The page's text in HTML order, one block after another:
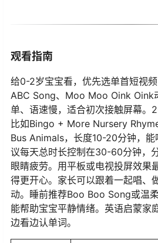
观看指南
给0-2岁宝宝看，优先选单首短视
ABC Song、Moo Moo Oink Oink
单、语速慢，适合初次接触屏幕。
比如Bingo + More Nursery
Bus Animals，长度10-20分钟，
议每天总时长控制在30-60分钟，
眼睛疲劳。用平板或电视投屏效果
得更开心。家长可以跟着一起唱、
动。睡前推荐Boo Boo Song或温
能帮助宝宝平静情绪。英语启蒙家
边看边认单词。